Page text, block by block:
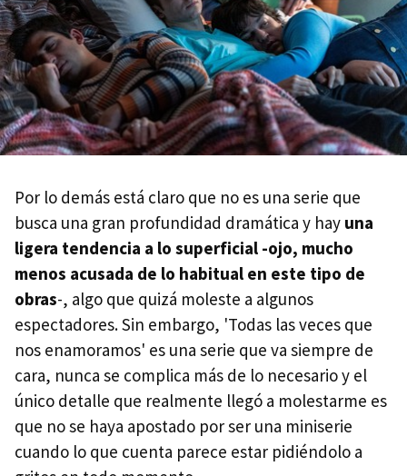
Por lo demás está claro que no es una serie que
busca una gran profundidad dramática y hay una
ligera tendencia a lo superficial -ojo, mucho
menos acusada de lo habitual en este tipo de
obras-, algo que quizá moleste a algunos
espectadores. Sin embargo, 'Todas las veces que
nos enamoramos' es una serie que va siempre de
cara, nunca se complica más de lo necesario y el
único detalle que realmente llegó a molestarme es
que no se haya apostado por ser una miniserie
cuando lo que cuenta parece estar pidiéndolo a